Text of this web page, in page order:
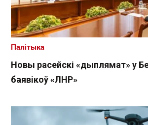
Новы расейскі «дыплямат» у
баявікоў «ЛНР»
Палітыка